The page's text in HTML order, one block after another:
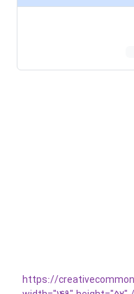
https://